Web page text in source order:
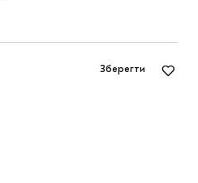
Зберегти